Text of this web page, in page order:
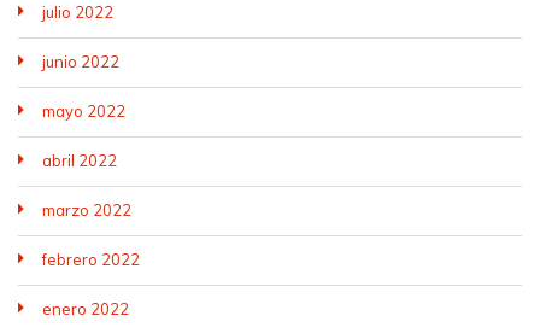
julio 2022
junio 2022
mayo 2022
abril 2022
marzo 2022
febrero 2022
enero 2022